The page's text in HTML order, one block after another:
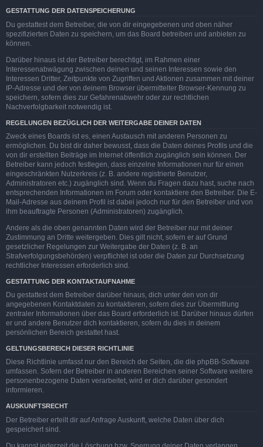
GESTATTUNG DER DATENSPEICHERUNG
Du gestattest dem Betreiber, die von dir eingegebenen und oben näher
spezifizierten Daten zu speichern, um das Board betreiben und anbieten zu
können.
Darüber hinaus ist der Betreiber berechtigt, im Rahmen einer
Interessenabwägung zwischen deinen und seinen Interessen sowie den
Interessen Dritter, Zeitpunkte von Zugriffen und Aktionen zusammen mit deiner
IP-Adresse und der von deinem Browser übermittelter Browser-Kennung zu
speichern, sofern dies zur Gefahrenabwehr oder zur rechtlichen
Nachverfolgbarkeit notwendig ist.
REGELUNGEN BEZÜGLICH DER WEITERGABE DEINER DATEN
Zweck eines Boards ist es, einen Austausch mit anderen Personen zu
ermöglichen. Du bist dir daher bewusst, dass die Daten deines Profils und die
von dir erstellten Beiträge im Internet öffentlich zugänglich sein können. Der
Betreiber kann jedoch festlegen, dass einzelne Informationen nur für einen
eingeschränkten Nutzerkreis (z. B. andere registrierte Benutzer,
Administratoren etc.) zugänglich sind. Wenn du Fragen dazu hast, suche nach
entsprechenden Informationen im Forum oder kontaktiere den Betreiber. Die E-
Mail-Adresse aus deinem Profil ist dabei jedoch nur für den Betreiber und von
ihm beauftragte Personen (Administratoren) zugänglich.
Andere als die oben genannten Daten wird der Betreiber nur mit deiner
Zustimmung an Dritte weitergeben. Dies gilt nicht, sofern er auf Grund
gesetzlicher Regelungen zur Weitergabe der Daten (z. B. an
Strafverfolgungsbehörden) verpflichtet ist oder die Daten zur Durchsetzung
rechtlicher Interessen erforderlich sind.
GESTATTUNG DER KONTAKTAUFNAHME
Du gestattest dem Betreiber darüber hinaus, dich unter den von dir
angegebenen Kontaktdaten zu kontaktieren, sofern dies zur Übermittlung
zentraler Informationen über das Board erforderlich ist. Darüber hinaus dürfen
er und andere Benutzer dich kontaktieren, sofern du dies in deinem
persönlichen Bereich gestattet hast.
GELTUNGSBEREICH DIESER RICHTLINIE
Diese Richtlinie umfasst nur den Bereich der Seiten, die die phpBB-Software
umfassen. Sofern der Betreiber in anderen Bereichen seiner Software weitere
personenbezogene Daten verarbeitet, wird er dich darüber gesondert
informieren.
AUSKUNFTSRECHT
Der Betreiber erteilt dir auf Anfrage Auskunft, welche Daten über dich
gespeichert sind.